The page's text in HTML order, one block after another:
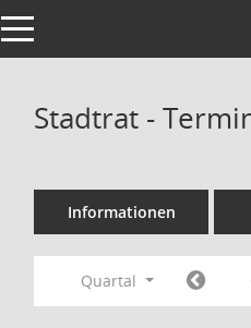
Toggle navigation
Stadtrat -
Informationen
Quartal